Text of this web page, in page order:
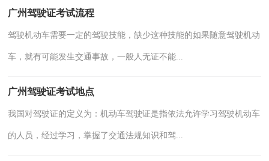
广州驾驶证考试流程
驾驶机动车需要一定的驾驶技能，缺少这种技能的如果随意驾驶机动
车，就有可能发生交通事故，一般人无证不能...
广州驾驶证考试地点
我国对驾驶证的定义为：机动车驾驶证是指依法允许学习驾驶机动车
的人员，经过学习，掌握了交通法规知识和驾...